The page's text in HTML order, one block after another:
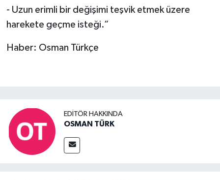
- Uzun erimli bir değişimi teşvik etmek üzere
harekete geçme isteği.”
Haber: Osman Türkçe
EDITÖR HAKKINDA
OSMAN TÜRK